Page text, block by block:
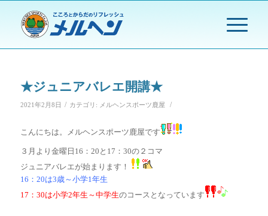
★ジュニアバレエ開講★
2021年2月8日 / カテゴリ: メルヘンスポーツ鹿屋 /
こんにちは。メルヘンスポーツ鹿屋です
３月より金曜日16：20と17：30の２コマ
ジュニアバレエが始まります！
16：20は3歳～小学1年生
17：30は小学2年生～中学生のコースとなっています